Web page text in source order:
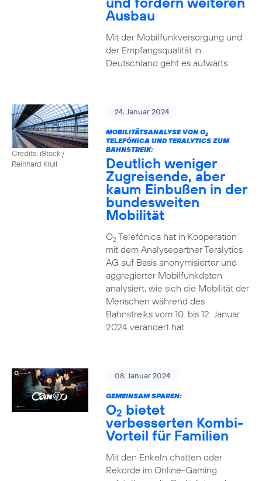
Ausbau
Mit der Mobilfunkversorgung und
der Empfangsqualität in
Deutschland geht es aufwärts.
Credits: iStock /
Reinhard Krull
24. Januar 2024
MOBILITÄTSANALYSE VON O2
TELEFÓNICA UND TERALYTICS ZUM
BAHNSTREIK:
Deutlich weniger
Zugreisende, aber
kaum Einbußen in der
bundesweiten
Mobilität
O2Telefónica hat in Kooperation
mit dem Analysepartner Teralytics
AG auf Basis anonymisierter und
aggregierter Mobilfunkdaten
analysiert, wie sich die Mobilität der
Menschen während des
Bahnstreiks vom 10. bis 12. Januar
2024 verändert hat.
08. Januar 2024
GEMEINSAM SPAREN:
O2 bietet
verbesserten Kombi-
Vorteil für Familien
Mit den Enkeln chatten oder
Rekorde im Online-Gaming